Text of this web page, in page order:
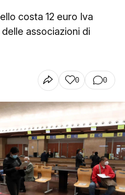
costa 12 euro Iva
associazioni di
0 0